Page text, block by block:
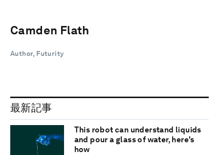
Camden Flath
Author, Futurity
最新記事
This robot can understand liquids
and pour a glass of water, here's
how